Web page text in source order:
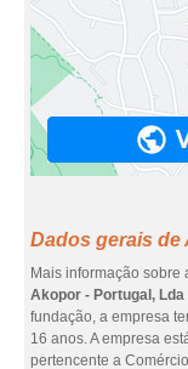
Dados gerais de
Mais informação sobre
Akopor - Portugal, Lda
fundação, a empresa
16 anos. A empresa
pertencente a